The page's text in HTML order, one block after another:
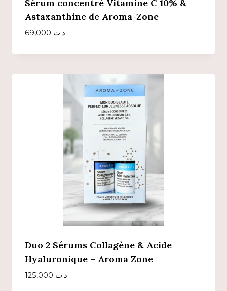
Sérum concentré Vitamine C 10% &
Astaxanthine de Aroma-Zone
د.ت
Duo 2 Sérums Collagène & Acide
Hyaluronique – Aroma Zone
د.ت